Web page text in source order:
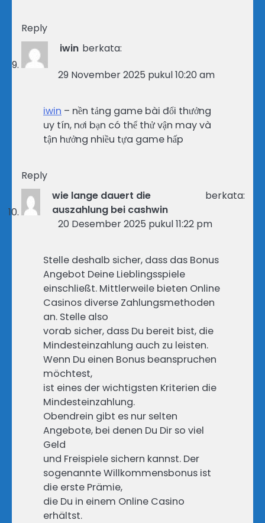
Reply
iwin berkata:
29 November 2025 pukul 10:20 am
iwin – nền tảng game bài đổi thưởng
uy tín, nơi bạn có thể thử vận may và
tận hưởng nhiều tựa game hấp
Reply
wie lange dauert die
auszahlung bei cashwin
berkata:
20 Desember 2025 pukul 11:22 pm
Stelle deshalb sicher, dass das Bonus
Angebot Deine Lieblingsspiele
einschließt. Mittlerweile bieten Online
Casinos diverse Zahlungsmethoden
an. Stelle also
vorab sicher, dass Du bereit bist, die
Mindesteinzahlung auch zu leisten.
Wenn Du einen Bonus beanspruchen
möchtest,
ist eines der wichtigsten Kriterien die
Mindesteinzahlung.
Obendrein gibt es nur selten
Angebote, bei denen Du Dir so viel
Geld
und Freispiele sichern kannst. Der
sogenannte Willkommensbonus ist
die erste Prämie,
die Du in einem Online Casino
erhältst.